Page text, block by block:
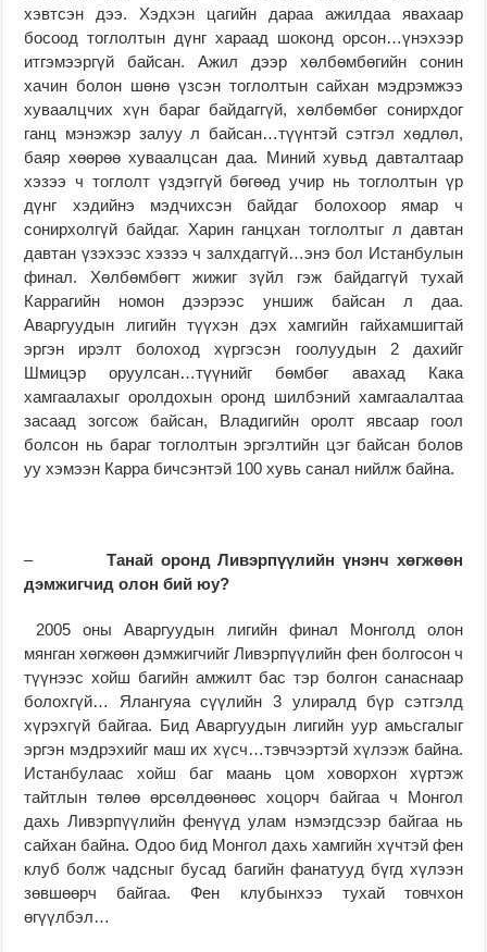
хэвтсэн дээ. Хэдхэн цагийн дараа ажилдаа явахаар
босоод тоглолтын дүнг хараад шоконд орсон…үнэхээр
итгэмээргүй байсан. Ажил дээр хөлбөмбөгийн сонин
хачин болон шөнө үзсэн тоглолтын сайхан мэдрэмжээ
хуваалцчих хүн бараг байдаггүй, хөлбөмбөг сонирхдог
ганц мэнэжэр залуу л байсан…түүнтэй сэтгэл хөдлөл,
баяр хөөрөө хуваалцсан даа. Миний хувьд давталтаар
хэзээ ч тоглолт үздэггүй бөгөөд учир нь тоглолтын үр
дүнг хэдийнэ мэдчихсэн байдаг болохоор ямар ч
сонирхолгүй байдаг. Харин ганцхан тоглолтыг л давтан
давтан үзэхээс хэзээ ч залхдаггүй…энэ бол Истанбулын
финал. Хөлбөмбөгт жижиг зүйл гэж байдаггүй тухай
Каррагийн номон дээрээс уншиж байсан л даа.
Аваргуудын лигийн түүхэн дэх хамгийн гайхамшигтай
эргэн ирэлт болоход хүргэсэн гоолуудын 2 дахийг
Шмицэр оруулсан…түүнийг бөмбөг авахад Кака
хамгаалахыг оролдохын оронд шилбэний хамгаалалтаа
засаад зогсож байсан, Владигийн оролт явсаар гоол
болсон нь бараг тоглолтын эргэлтийн цэг байсан болов
уу хэмээн Карра бичсэнтэй 100 хувь санал нийлж байна.
– Танай оронд Ливэрпүүлийн үнэнч хөгжөөн
дэмжигчид олон бий юу?
2005 оны Аваргуудын лигийн финал Монголд олон
мянган хөгжөөн дэмжигчийг Ливэрпүүлийн фен болгосон ч
түүнээс хойш багийн амжилт бас тэр болгон санаснаар
болохгүй… Ялангуяа сүүлийн 3 улиралд бүр сэтгэлд
хүрэхгүй байгаа. Бид Аваргуудын лигийн уур амьсгалыг
эргэн мэдрэхийг маш их хүсч…тэвчээртэй хүлээж байна.
Истанбулаас хойш баг маань цом ховорхон хүртэж
тайтлын төлөө өрсөлдөөнөөс хоцорч байгаа ч Монгол
дахь Ливэрпүүлийн фенүүд улам нэмэгдсээр байгаа нь
сайхан байна. Одоо бид Монгол дахь хамгийн хүчтэй фен
клуб болж чадсныг бусад багийн фанатууд бүгд хүлээн
зөвшөөрч байгаа. Фен клубынхээ тухай товчхон
өгүүлбэл…